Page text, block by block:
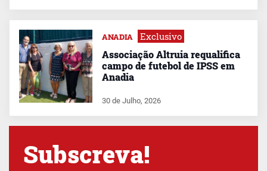
ANADIA Exclusivo
Associação Altruia requalifica
campo de futebol de IPSS em
Anadia
30 de Julho, 2026
Subscreva!